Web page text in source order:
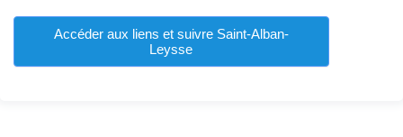
Accéder aux liens et suivre Saint-Alban-
Leysse